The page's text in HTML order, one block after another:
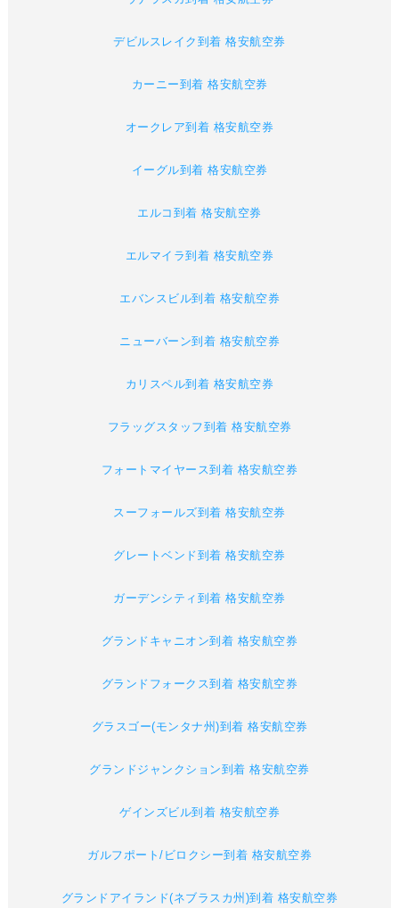
デビルスレイク到着 格安航空券
カーニー到着 格安航空券
オークレア到着 格安航空券
イーグル到着 格安航空券
エルコ到着 格安航空券
エルマイラ到着 格安航空券
エバンスビル到着 格安航空券
ニューバーン到着 格安航空券
カリスペル到着 格安航空券
フラッグスタッフ到着 格安航空券
フォートマイヤース到着 格安航空券
スーフォールズ到着 格安航空券
グレートベンド到着 格安航空券
ガーデンシティ到着 格安航空券
グランドキャニオン到着 格安航空券
グランドフォークス到着 格安航空券
グラスゴー(モンタナ州)到着 格安航空券
グランドジャンクション到着 格安航空券
ゲインズビル到着 格安航空券
ガルフポート/ビロクシー到着 格安航空券
グランドアイランド(ネブラスカ州)到着 格安航空券